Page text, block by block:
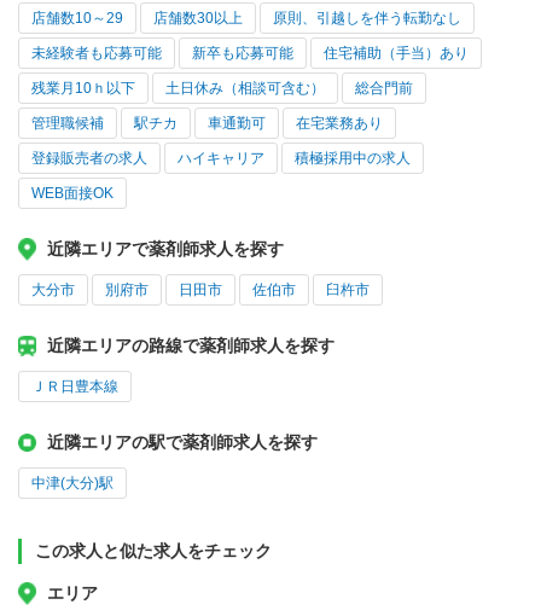
店舗数10～29 店舗数30以上 原則、引越しを伴う転勤なし
未経験者も応募可能 新卒も応募可能 住宅補助（手当）あり
残業月10ｈ以下 土日休み（相談可含む） 総合門前
管理職候補 駅チカ 車通勤可 在宅業務あり
登録販売者の求人 ハイキャリア 積極採用中の求人
WEB面接OK
近隣エリアで薬剤師求人を探す
大分市 別府市 日田市 佐伯市 臼杵市
近隣エリアの路線で薬剤師求人を探す
ＪＲ日豊本線
近隣エリアの駅で薬剤師求人を探す
中津(大分)駅
この求人と似た求人をチェック
エリア